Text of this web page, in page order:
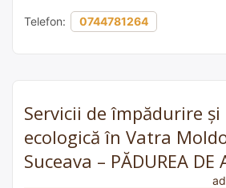
Telefon: 0744781264
Servicii de împădurire
ecologică în Vatra
Suceava – PĂDUREA DE